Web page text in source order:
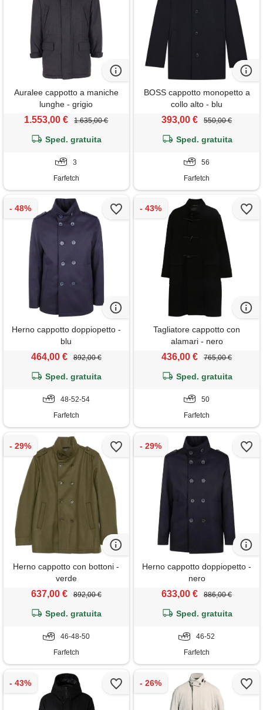
Auralee cappotto a maniche
lunghe - grigio
1.553,00 € 1.635,00 €
Sped. gratuita
3
Farfetch
BOSS cappotto monopetto a
collo alto - blu
393,00 € 550,00 €
Sped. gratuita
56
Farfetch
Herno cappotto doppiopetto -
blu
464,00 € 892,00 €
Sped. gratuita
48-52-54
Farfetch
Tagliatore cappotto con
alamari - nero
436,00 € 765,00 €
Sped. gratuita
50
Farfetch
Herno cappotto con bottoni -
verde
637,00 € 892,00 €
Sped. gratuita
46-48-50
Farfetch
Herno cappotto doppiopetto -
nero
633,00 € 886,00 €
Sped. gratuita
46-52
Farfetch